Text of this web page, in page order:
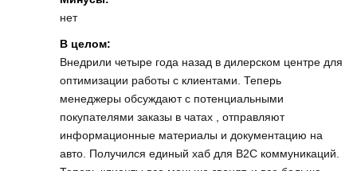
нет
В целом:
Внедрили четыре года назад в дилерском центре для
оптимизации работы с клиентами. Теперь
менеджеры обсуждают с потенциальными
покупателями заказы в чатах , отправляют
информационные материалы и документацию на
авто. Получился единый хаб для B2C коммуникаций.